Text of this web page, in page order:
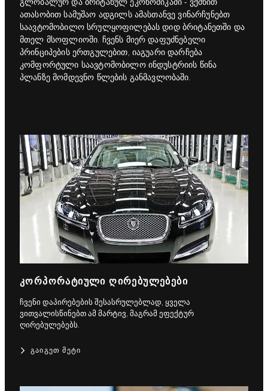
გლობალურ და ბრიტანულ ეკონომიკაში - ვქმნით
ათასობით სამუშაო ადგილს ამასთანვე ვინარჩუნებთ
საავტომობილო სრულყოფილებას დიდ ბრიტანეთში და
მთელ მსოფლიოში. ჩვენს მიერ დაფუძნებელი
პრინციპების ერთგულებით, იაგუარი დარჩება
კომფორტული საავტომობილო ინდუსტრიის წინა
პლანზე მომდევნო წლების განმავლობაში.
ᲙᲝᲠᲞᲝᲠᲐᲢᲘᲣᲚᲘ ᲦᲘᲠᲔᲑᲣᲚᲔᲑᲔᲑᲘ
ჩვენი დაპირებების შესასრულებლად, ყველა
ვითვალისწინებთ ამ მარტივ, მაგრამ ეფექტურ
ღირებულებებს.
ᲒᲐᲘᲒᲔᲗ ᲛᲔᲢᲘ